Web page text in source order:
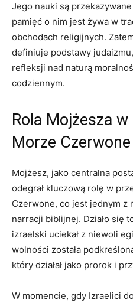
Jego nauki ​są
pamięć o nim jest żywa w
obchodach religijnych.
definiuje podstawy
refleksji nad naturą
codziennym.
Rola Mojżesza
Morze Czerwone
Mojżesz, jako centralna
odegrał kluczową rolę w
Czerwone, co jest jednym z
narracji biblijnej. ⁣Działo ⁤się
izraelski uciekał z niewoli⁣
wolności została
który działał jako prorok i
W ⁢momencie, gdy Izraelici